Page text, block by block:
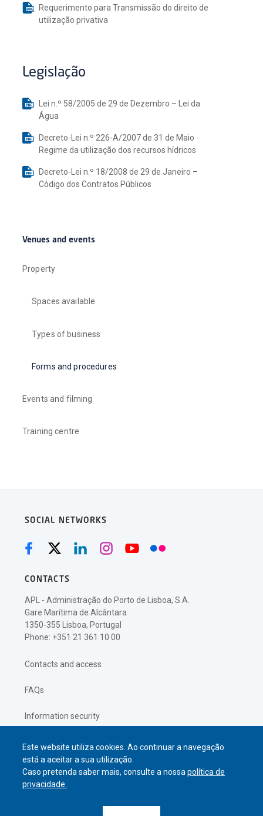
Este website utiliza cookies. Ao continuar a navegação
está a aceitar a sua utilização.
Caso pretenda saber mais, consulte a nossapolítica de
privacidade.
Requerimento para Transmissão do direito de
utilização privativa
Legislação
Lei n.º 58/2005 de 29 de Dezembro – Lei da
Água
Decreto-Lei n.º 226-A/2007 de 31 de Maio -
Regime da utilização dos recursos hídricos
Decreto-Lei n.º 18/2008 de 29 de Janeiro –
Código dos Contratos Públicos
Venues and events
Property
Spaces available
Types of business
Forms and procedures
Events and filming
Training centre
SOCIAL NETWORKS
CONTACTS
APL - Administração do Porto de Lisboa, S.A.
Gare Marítima de Alcântara
1350-355 Lisboa, Portugal
Phone: +351 21 361 10 00
Contacts and access
FAQs
Information security
Privacy policy